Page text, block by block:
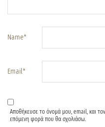
Name*
Email*
Αποθήκευσε το όνομά μου, email, και
επόμενη φορά που θα σχολιάσω.